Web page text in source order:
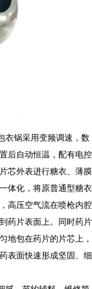
衣锅采用变频调速，数
后自动恒温，配有电控
芯外表进行糖衣、薄膜
体化，将原普通型糖衣
高压空气流在喷枪内腔
药片表面上。同时药片
地包在药片的片芯上，
表面快速形成坚固、细